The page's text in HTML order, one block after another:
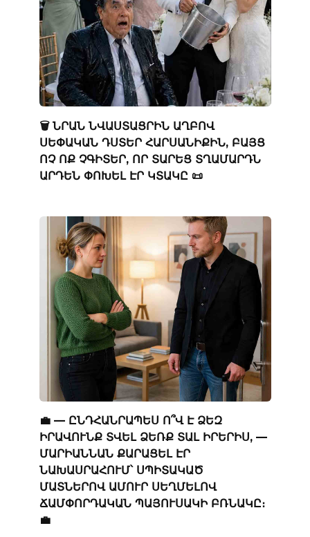
🗑️ ՆՐԱՆ ՆՎԱՍՏԱՑՐԻՆ ԱՂԲՈՎ
ՍԵՓԱԿԱՆ ԴՍՏԵՐ ՀԱՐՍԱՆԻՔԻՆ, ԲԱՅՑ
ՈՉ ՈՔ ՉԳԻՏԵՐ, ՈՐ ՏԱՐԵՑ ՏՂԱՄԱՐԴՆ
ԱՐԴԵՆ ՓՈԽԵԼ ԷՐ ԿՏԱԿԸ 📜
💼 — ԸՆԴՀԱՆՐԱՊԵՍ Ո՞Վ Է ՁԵԶ
ԻՐԱՎՈՒՆՔ ՏՎԵԼ ՁԵՌՔ ՏԱԼ ԻՐԵՐԻՍ, —
ՄԱՐԻԱՆՆԱՆ ՔԱՐԱՑԵԼ ԷՐ
ՆԱԽԱՍՐԱՀՈՒՄ՝ ՍՊԻՏԱԿԱԾ
ՄԱՏՆԵՐՈՎ ԱՄՈՒՐ ՍԵՂՄԵԼՈՎ
ՃԱՄՓՈՐԴԱԿԱՆ ՊԱՅՈՒՍԱԿԻ ԲՌՆԱԿԸ։
💼